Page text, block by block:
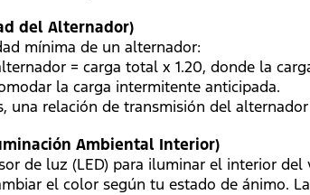
del Alternador)
mínima de un alternador:
= carga total x 1.20, donde la
la carga intermitente anticipada.
una relación de transmisión del
Ambiental Interior)
de luz (LED) para iluminar el interior
el color según tu estado de ánimo.